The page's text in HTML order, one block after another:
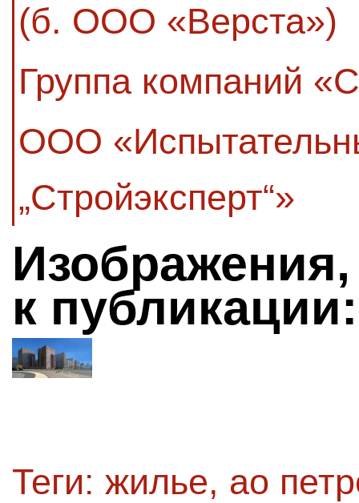
(б. ООО «Верста»)
Группа компаний
ООО
„Стройэксперт“»
к публикации:
Теги: жилье, ао